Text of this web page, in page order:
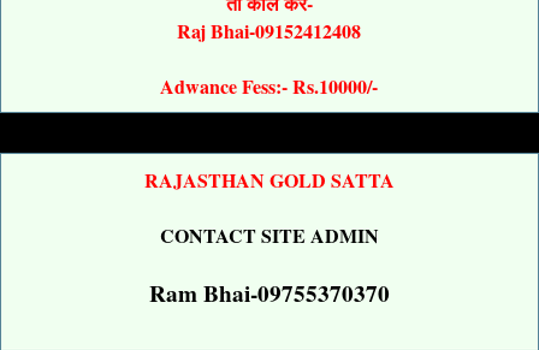
Raj Bhai-09152412408
Adwance Fess:- Rs.10000/-
RAJASTHAN GOLD SATTA
CONTACT SITE ADMIN
Ram Bhai-09755370370